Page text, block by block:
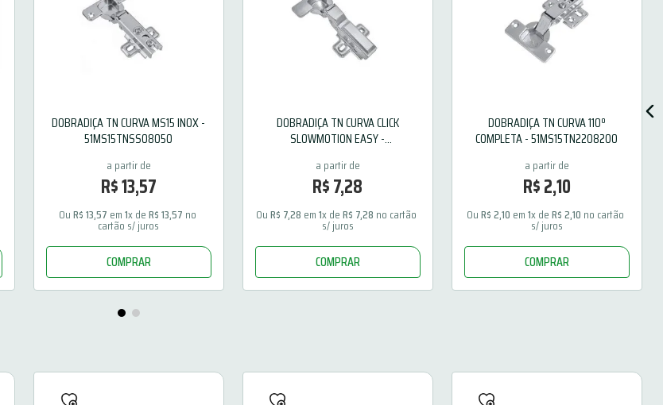
DOBRADIÇA TN CURVA MS15 INOX -
51MS15TNSS08050
R$13,57
Ou R$13,57 em 1x de R$13,57 no
cartão s/ juros
COMPRAR
DOBRADIÇA TN CURVA CLICK
SLOWMOTION EASY -
R$7,28
Ou R$ 7,28 em 1x de R$ 7,28 no cartão
s/ juros
COMPRAR
DOBRADIÇA TN CURVA 110º
COMPLETA - 51MS15TN2208200
R$2,10
Ou R$2,10 em 1x de R$2,10 no cartão
s/ juros
COMPRAR